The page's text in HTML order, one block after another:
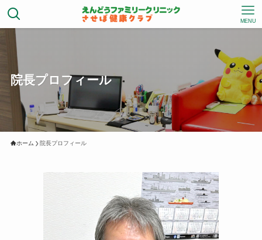
MENU
院長プロフィール
ホーム 院長プロフィール